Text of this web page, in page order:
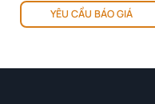
YÊU CẦU BÁO GIÁ